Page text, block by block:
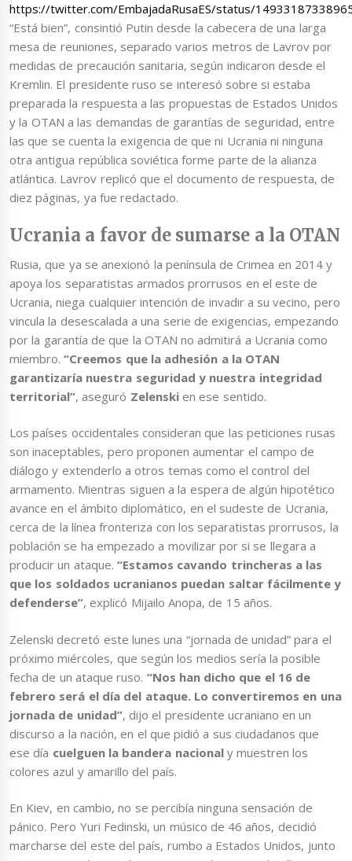
https://twitter.com/EmbajadaRusaES/status/
“Está bien”, consintió Putin desde la cabecera de una larga
mesa de reuniones, separado varios metros de Lavrov por
medidas de precaución sanitaria, según indicaron desde el
Kremlin. El presidente ruso se interesó sobre si estaba
preparada la respuesta a las propuestas de Estados Unidos
y la OTAN a las demandas de garantías de seguridad, entre
las que se cuenta la exigencia de que ni Ucrania ni ninguna
otra antigua república soviética forme parte de la alianza
atlántica. Lavrov replicó que el documento de respuesta, de
diez páginas, ya fue redactado.
Ucrania a favor de sumarse a la OTAN
Rusia, que ya se anexionó la península de Crimea en 2014 y
apoya los separatistas armados prorrusos en el este de
Ucrania, niega cualquier intención de invadir a su vecino, pero
vincula la desescalada a una serie de exigencias, empezando
por la garantía de que la OTAN no admitirá a Ucrania como
miembro.“Creemos que la adhesión a la OTAN
garantizaría nuestra seguridad y nuestra integridad
territorial”, aseguró Zelenski en ese sentido.
Los países occidentales consideran que las peticiones rusas
son inaceptables, pero proponen aumentar el campo de
diálogo y extenderlo a otros temas como el control del
armamento. Mientras siguen a la espera de algún hipotético
avance en el ámbito diplomático, en el sudeste de Ucrania,
cerca de la línea fronteriza con los separatistas prorrusos, la
población se ha empezado a movilizar por si se llegara a
producir un ataque. “Estamos cavando trincheras a las
que los soldados ucranianos puedan saltar fácilmente y
defenderse”, explicó Mijailo Anopa, de 15 años.
Zelenski decretó este lunes una “jornada de unidad” para el
próximo miércoles, que según los medios sería la posible
fecha de un ataque ruso. “Nos han dicho que el 16 de
febrero será el día del ataque. Lo convertiremos en una
jornada de unidad”, dijo el presidente ucraniano en un
discurso a la nación, en el que pidió a sus ciudadanos que
ese día cuelguen la bandera nacionaly muestren los
colores azul y amarillo del país.
En Kiev, en cambio, no se percibía ninguna sensación de
pánico. Pero Yuri Fedinski, un músico de 46 años, decidió
marcharse del este del país, rumbo a Estados Unidos, junto